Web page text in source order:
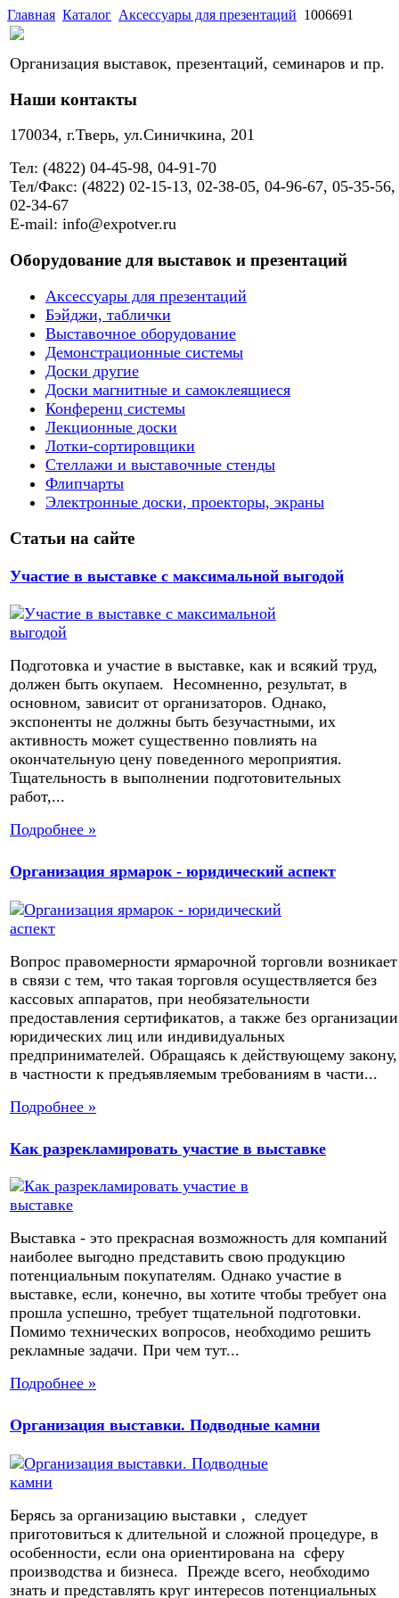
Главная Каталог Аксессуары для презентаций 1006691
Организация выставок, презентаций, семинаров и пр.
Наши контакты
170034, г.Тверь, ул.Синичкина, 201
Тел: (4822) 04-45-98, 04-91-70
Тел/Факс: (4822) 02-15-13, 02-38-05, 04-96-67, 05-35-56,
02-34-67
E-mail: info@expotver.ru
Оборудование для выставок и презентаций
Аксессуары для презентаций
Бэйджи, таблички
Выставочное оборудование
Демонстрационные системы
Доски другие
Доски магнитные и самоклеящиеся
Конференц системы
Лекционные доски
Лотки-сортировщики
Стеллажи и выставочные стенды
Флипчарты
Электронные доски, проекторы, экраны
Статьи на сайте
Участие в выставке с максимальной выгодой
Подготовка и участие в выставке, как и всякий труд,
должен быть окупаем. Несомненно, результат, в
основном, зависит от организаторов. Однако,
экспоненты не должны быть безучастными, их
активность может существенно повлиять на
окончательную цену поведенного мероприятия.
Тщательность в выполнении подготовительных
работ,...
Подробнее »
Организация ярмарок - юридический аспект
Вопрос правомерности ярмарочной торговли возникает
в связи с тем, что такая торговля осуществляется без
кассовых аппаратов, при необязательности
предоставления сертификатов, а также без организации
юридических лиц или индивидуальных
предпринимателей. Обращаясь к действующему закону,
в частности к предъявляемым требованиям в части...
Подробнее »
Как разрекламировать участие в выставке
Выставка - это прекрасная возможность для компаний
наиболее выгодно представить свою продукцию
потенциальным покупателям. Однако участие в
выставке, если, конечно, вы хотите чтобы требует она
прошла успешно, требует тщательной подготовки.
Помимо технических вопросов, необходимо решить
рекламные задачи. При чем тут...
Подробнее »
Организация выставки. Подводные камни
Берясь за организацию выставки , следует
приготовиться к длительной и сложной процедуре, в
особенности, если она ориентирована на сферу
производства и бизнеса. Прежде всего, необходимо
знать и представлять круг интересов потенциальных